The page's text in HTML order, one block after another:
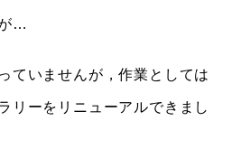
…
ていませんが，作業としては
リーをリニューアルできまし